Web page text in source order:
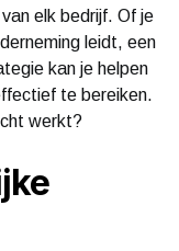
elk bedrijf. Of je
leidt, een
kan je helpen
te bereiken.
werkt?